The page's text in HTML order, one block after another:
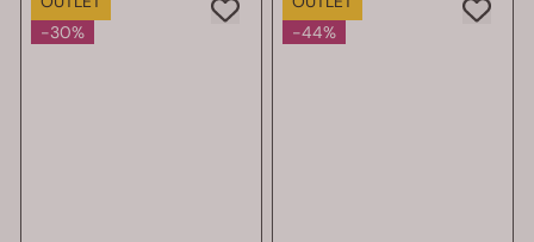
-30%
-44%